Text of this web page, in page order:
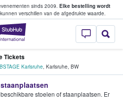
sinds 2009. Elke bestelling wordt
verschillen van de afgedrukte waarde.
StubHub: waar
verkopen
Tickets
Karlsruhe, Karlsruhe, BW
stoelen of staanplaatsen. Er